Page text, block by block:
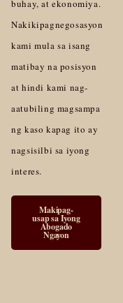
buhay, at ekonomiya.
Nakikipagnegosasyon
kami mula sa isang
matibay na posisyon
at hindi kami nag-
aatubiling magsampa
ng kaso kapag ito ay
nagsisilbi sa iyong
interes.
Makipag-
usap sa Iyong
Abogado
Ngayon